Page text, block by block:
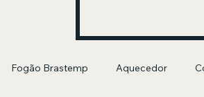
Fogão Brastemp Aquecedor